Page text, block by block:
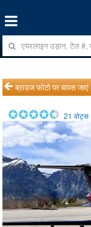
ब्राउज फोटो पर वापस जाएं
21 वोट्स